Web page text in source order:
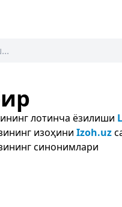
лотинча ёзилиши
изоҳини Izoh.uz
синонимлари